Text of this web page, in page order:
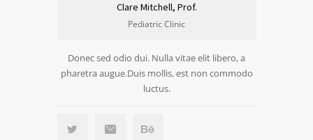
Clare Mitchell, Prof.
Pediatric Clinic
Donec sed odio dui. Nulla vitae elit libero, a
pharetra augue.Duis mollis, est non commodo
luctus.